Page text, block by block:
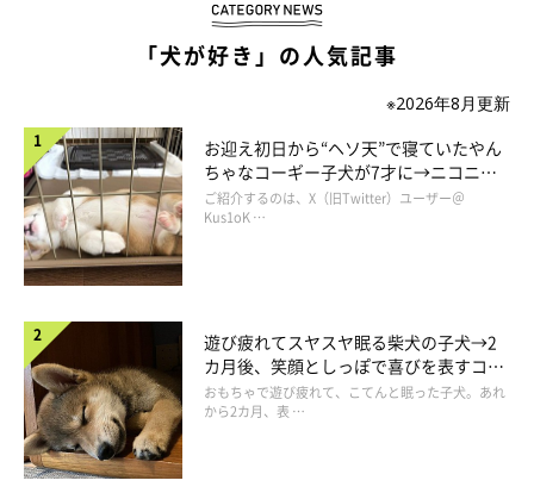
「犬が好き」の人気記事
※2026年8月更新
お迎え初日から“ヘソ天”で寝ていたやん
ちゃなコーギー子犬が7才に→ニコニ
コ“コーギースマイル”が魅力のコに成
長！
ご紹介するのは、X（旧Twitter）ユーザー＠
Kus1oK …
遊び疲れてスヤスヤ眠る柴犬の子犬→2
カ月後、笑顔としっぽで喜びを表すコに
成長！
おもちゃで遊び疲れて、こてんと眠った子犬。あれ
から2カ月、表 …